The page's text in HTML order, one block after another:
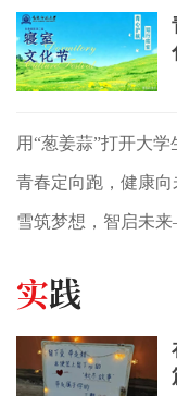
用“葱姜蒜”打开大学
青春定向跑，健康
实践